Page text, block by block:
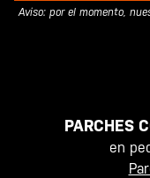
Aviso: por el momento,
PARCHES
en